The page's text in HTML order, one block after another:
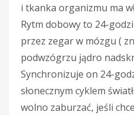
i tkanka organizmu ma
Rytm dobowy to 24-
przez zegar w mózgu (
podwzógrzu jądro
Synchroni­zuje on 24-
słonecznym cyklem
wolno zaburzać, jeśli